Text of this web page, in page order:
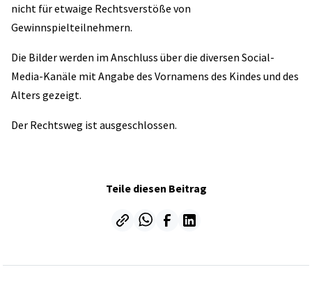
nicht für etwaige Rechtsverstöße von
Gewinnspielteilnehmern.
Die Bilder werden im Anschluss über die diversen Social-
Media-Kanäle mit Angabe des Vornamens des Kindes und des
Alters gezeigt.
Der Rechtsweg ist ausgeschlossen.
Teile diesen Beitrag